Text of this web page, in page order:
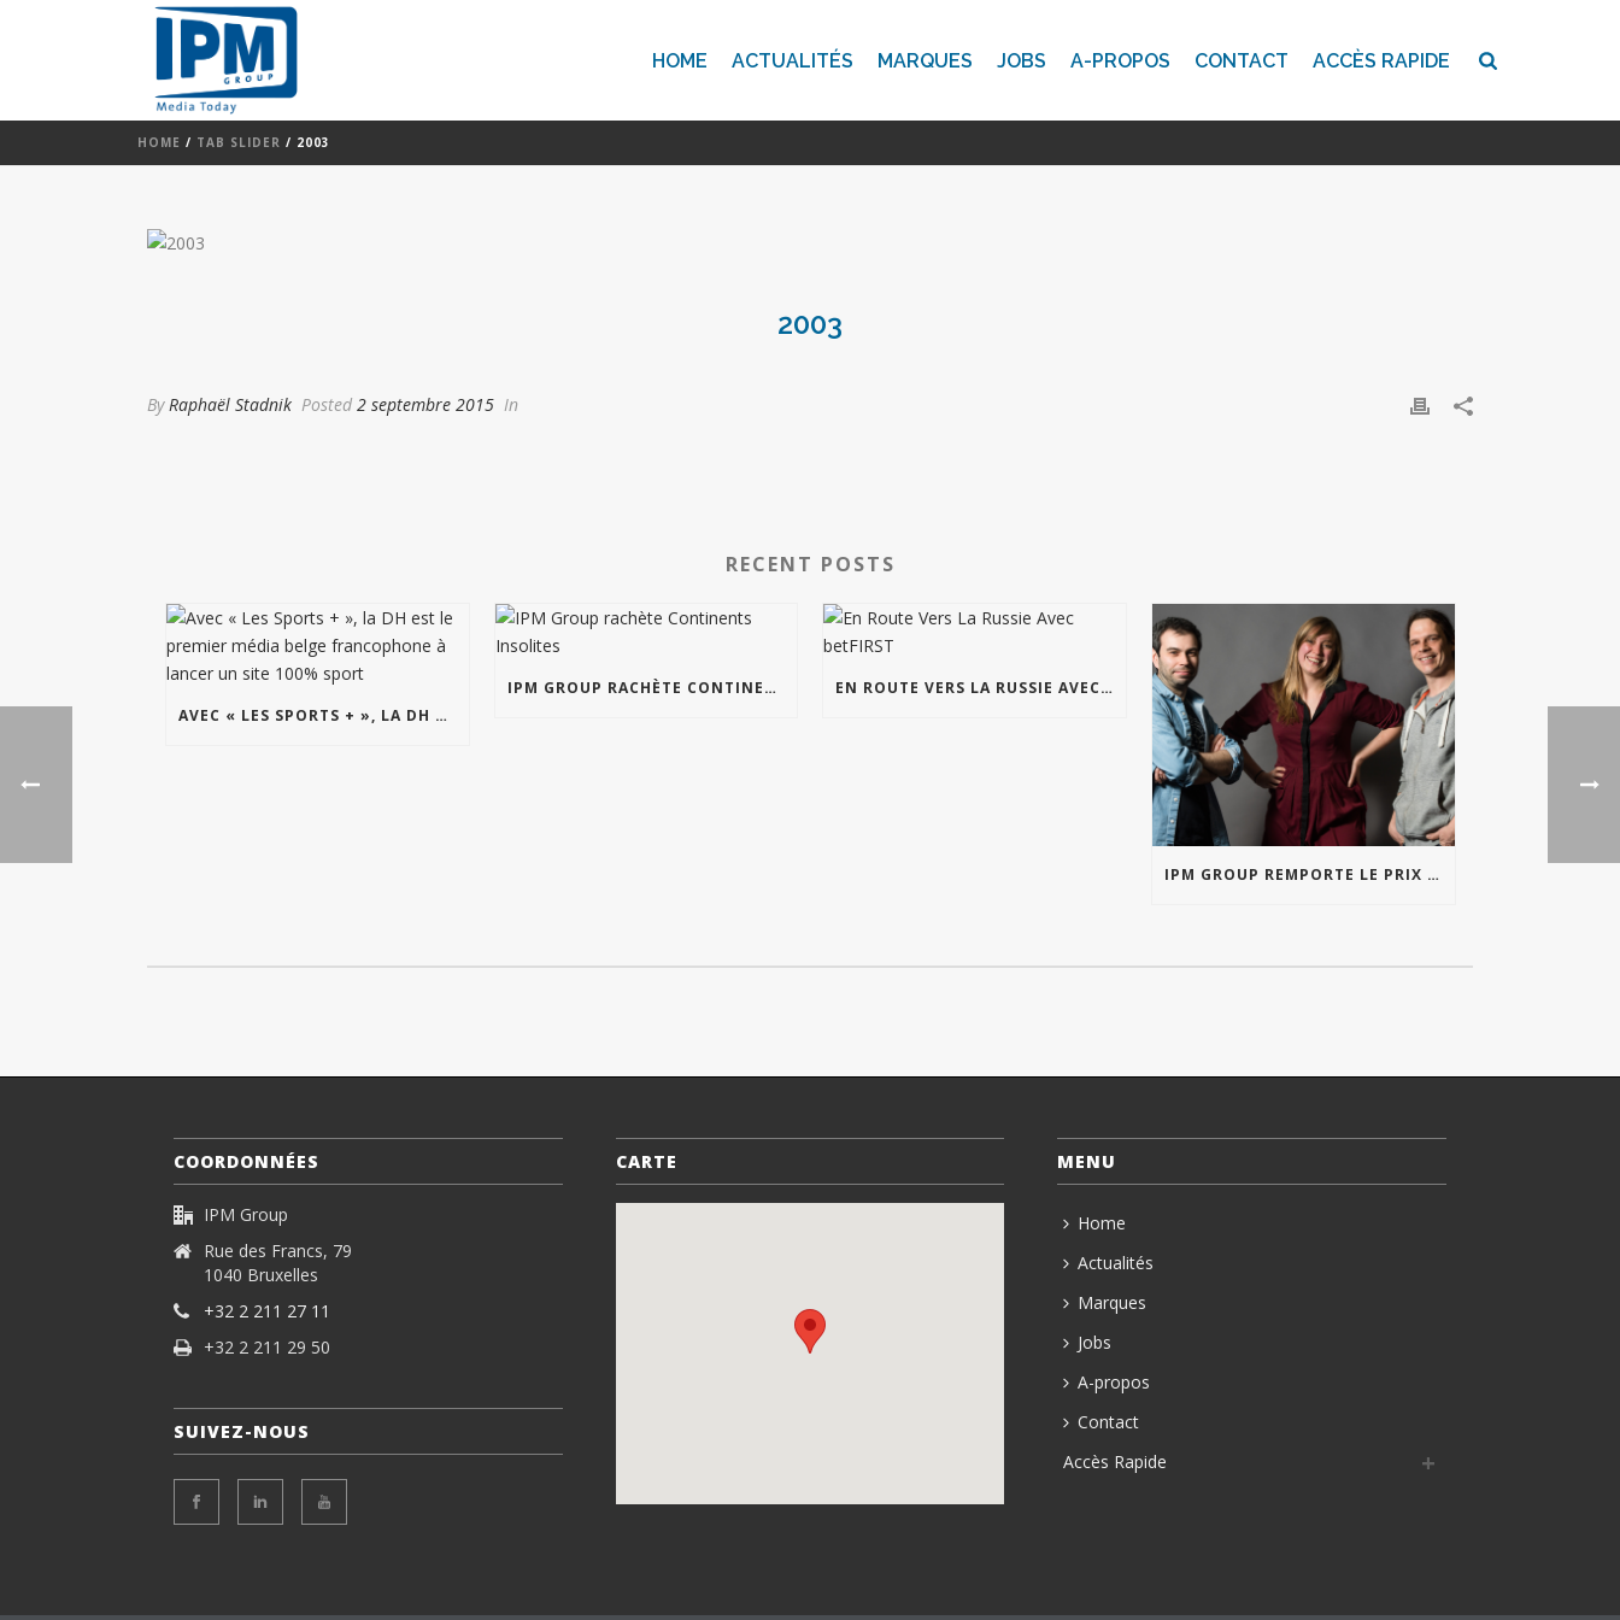
HOME ACTUALITÉS MARQUES JOBS A-PROPOS CONTACT ACCÈS RAPIDE
HOME / TAB SLIDER / 2003
2003
By Raphaël Stadnik Posted 2 septembre 2015 In
RECENT POSTS
AVEC « LES SPORTS + », LA DH EST LE PREMIER MÉDIA BELGE FRANCOPHONE À LANCER UN SITE 100% SPORT
IPM GROUP RACHÈTE CONTINENTS INSOLITES EN ROUTE VERS LA RUSSIE AVEC BETFIRST
IPM GROUP REMPORTE LE PRIX DE LA PRESSE DIGITALE AU PRIX BELFIUS 2018
COORDONNÉES
IPM Group
Rue des Francs, 79
1040 Bruxelles
+32 2 211 27 11
+32 2 211 29 50
SUIVEZ-NOUS
CARTE MENU
Home
Actualités
Marques
Jobs
A-propos
Contact
Accès Rapide